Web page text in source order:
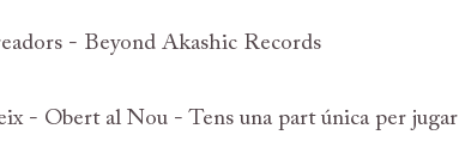
- Beyond Akashic Records
- Obert al Nou - Tens una part única per jugar